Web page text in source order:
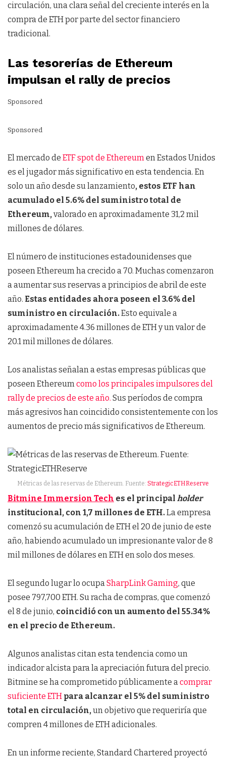
circulación, una clara señal del creciente interés en la
compra de ETH por parte del sector financiero
tradicional.
Las tesorerías de Ethereum
impulsan el rally de precios
Sponsored
Sponsored
El mercado de ETF spot de Ethereumen Estados Unidos
es el jugador más significativo en esta tendencia. En
solo un año desde su lanzamiento, estos ETF han
acumulado el 5.6% del suministro total de
Ethereum,valorado en aproximadamente 31,2 mil
millones de dólares.
El número de instituciones estadounidenses que
poseen Ethereum ha crecido a 70. Muchas comenzaron
a aumentar sus reservas a principios de abril de este
año. Estas entidades ahora poseen el 3.6% del
suministro en circulación.Esto equivale a
aproximadamente 4.36 millones de ETH y un valor de
20.1 mil millones de dólares.
Los analistas señalan a estas empresas públicas que
poseen Ethereumcomo los principales impulsores del
rally de precios de este año. Sus períodos de compra
más agresivos han coincidido consistentemente con los
aumentos de precio más significativos de Ethereum.
Métricas de las reservas de Ethereum. Fuente: StrategicETHReserve
Bitmine Immersion Tech es el principal holder
institucional, con 1,7 millones de ETH.La empresa
comenzó su acumulación de ETH el 20 de junio de este
año, habiendo acumulado un impresionante valor de 8
mil millones de dólares en ETH en solo dos meses.
El segundo lugar lo ocupaSharpLink Gaming, que
posee 797,700 ETH. Su racha de compras, que comenzó
el 8 de junio, coincidió con un aumento del 55.34%
en el precio de Ethereum.
Algunos analistas citan esta tendencia como un
indicador alcista para la apreciación futura del precio.
Bitmine se ha comprometido públicamente acomprar
suficiente ETH para alcanzar el 5% del suministro
total en circulación,un objetivo que requeriría que
compren 4 millones de ETH adicionales.
En un informe reciente, Standard Chartered proyectó